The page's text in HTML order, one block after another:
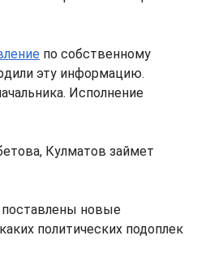
по собственному
эту информацию.
Исполнение
Кулматов займет
поставлены новые
политических подоплек